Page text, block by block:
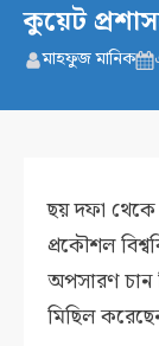
কুয়েট
মাহফুজ মানিক
ছয় দফা
প্রকৌশল
অপসারণ চান
মিছিল